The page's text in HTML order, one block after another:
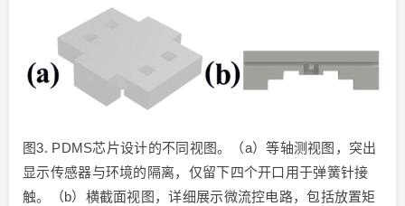
图3. PDMS芯片设计的不同视图。（a）等轴测视图，突出
显示传感器与环境的隔离，仅留下四个开口用于弹簧针接
触。（b）横截面视图，详细展示微流控电路，包括放置矩